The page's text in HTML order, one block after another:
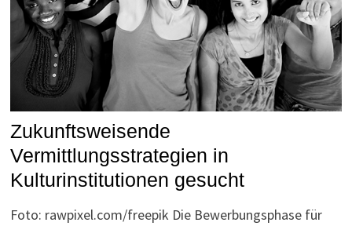
Zukunftsweisende
Vermittlungsstrategien in
Kulturinstitutionen gesucht
Foto: rawpixel.com/freepik Die Bewerbungsphase für